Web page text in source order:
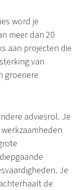
word je
meer dan 20
aan projecten die
van
groenere
adviesrol. Je
Je
de